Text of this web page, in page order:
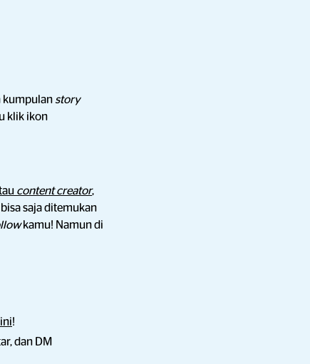
kumpulan story
klik ikon
content creator,
saja ditemukan
kamu! Namun di
!
dan DM